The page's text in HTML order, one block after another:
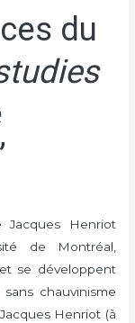
du
Jacques Henriot
de Montréal,
se développent
chauvinisme
Henriot (à